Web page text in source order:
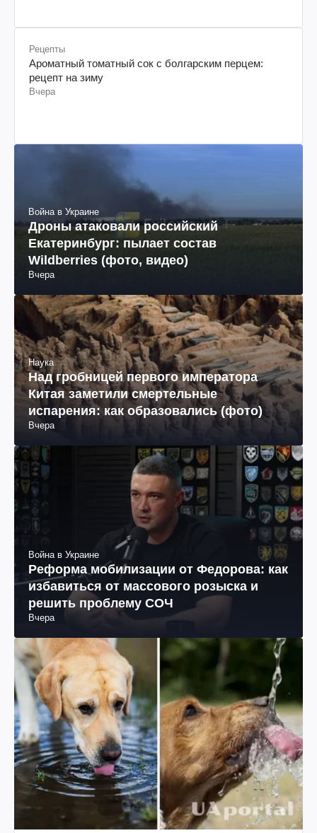
Рецепты
Ароматный томатный сок с болгарским перцем:
рецепт на зиму
Вчера
Война в Украине
Дроны атаковали российский
Екатеринбург: пылает состав
Wildberries (фото, видео)
Вчера
Наука
Над гробницей первого императора
Китая заметили смертельные
испарения: как образовались (фото)
Вчера
Война в Украине
Реформа мобилизации от Федорова: как
избавиться от массового розыска и
решить проблему СОЧ
Вчера